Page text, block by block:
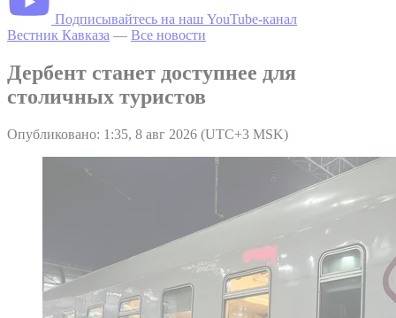
Подписывайтесь на наш YouTube-канал
Вестник Кавказа — Все новости
Дербент станет доступнее для
столичных туристов
Опубликовано: 1:35, 8 авг 2026 (UTC+3 MSK)